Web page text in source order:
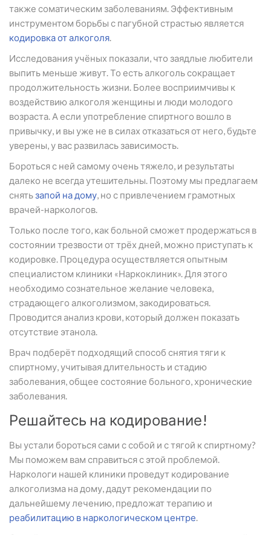
также соматическим заболеваниям. Эффективным
инструментом борьбы с пагубной страстью является
кодировка от алкоголя.
Исследования учёных показали, что заядлые любители
выпить меньше живут. То есть алкоголь сокращает
продолжительность жизни. Более восприимчивы к
воздействию алкоголя женщины и люди молодого
возраста. А если употребление спиртного вошло в
привычку, и вы уже не в силах отказаться от него, будьте
уверены, у вас развилась зависимость.
Бороться с ней самому очень тяжело, и результаты
далеко не всегда утешительны. Поэтому мы предлагаем
снятьзапой на дому, но с привлечением грамотных
врачей-наркологов.
Только после того, как больной сможет продержаться в
состоянии трезвости от трёх дней, можно приступать к
кодировке. Процедура осуществляется опытным
специалистом клиники «Наркоклиник». Для этого
необходимо сознательное желание человека,
страдающего алкоголизмом, закодироваться.
Проводится анализ крови, который должен показать
отсутствие этанола.
Врач подберёт подходящий способ снятия тяги к
спиртному, учитывая длительность и стадию
заболевания, общее состояние больного, хронические
заболевания.
Решайтесь на кодирование!
Вы устали бороться сами с собой и с тягой к спиртному?
Мы поможем вам справиться с этой проблемой.
Наркологи нашей клиники проведут кодирование
алкоголизма на дому, дадут рекомендации по
дальнейшему лечению, предложат терапию и
реабилитацию в наркологическом центре.